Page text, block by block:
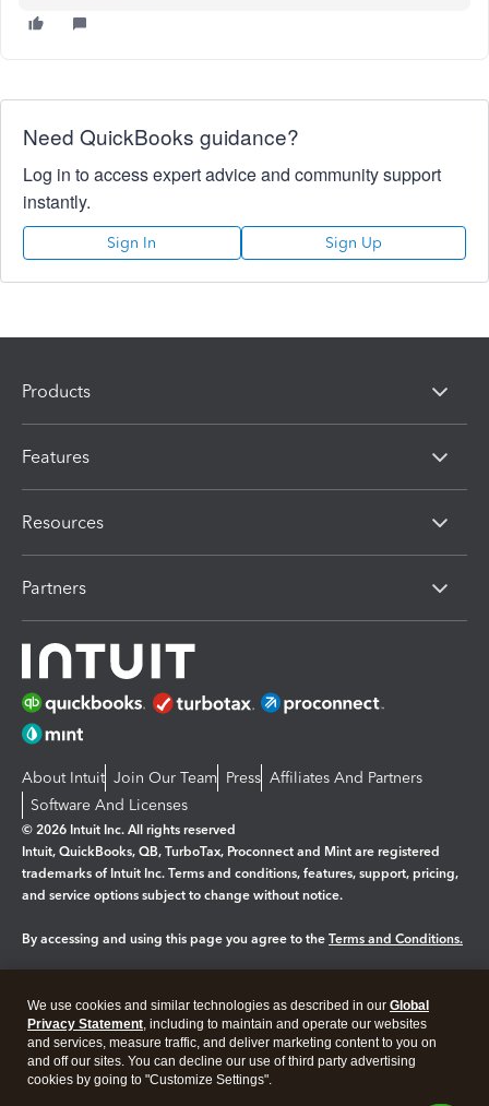
Need QuickBooks guidance?
Log in to access expert advice and community support
instantly.
Sign In Sign Up
Products
Features
Resources
Partners
About Intuit Join Our Team Press Affiliates And Partners
Software And Licenses
© 2026 Intuit Inc. All rights reserved
Intuit, QuickBooks, QB, TurboTax, Proconnect and Mint are registered
trademarks of Intuit Inc. Terms and conditions, features, support, pricing,
and service options subject to change without notice.
By accessing and using this page you agree to the Terms and Conditions.
Legal Privacy Security
We use cookies and similar technologies as described in our Global
Privacy Statement, including to maintain and operate our websites
and services, measure traffic, and deliver marketing content to you on
and off our sites. You can decline our use of third party advertising
cookies by going to "Customize Settings".